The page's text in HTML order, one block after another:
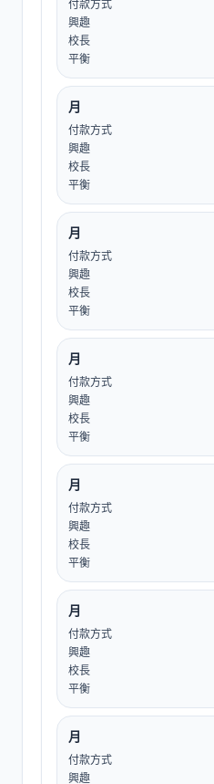
付款方式
興趣
校長
平衡
月
付款方式
興趣
校長
平衡
月
付款方式
興趣
校長
平衡
月
付款方式
興趣
校長
平衡
月
付款方式
興趣
校長
平衡
月
付款方式
興趣
校長
平衡
月
付款方式
興趣